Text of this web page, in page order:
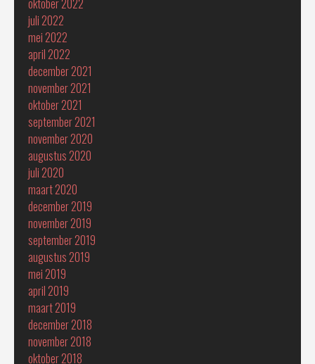
oktober 2022
juli 2022
mei 2022
april 2022
december 2021
november 2021
oktober 2021
september 2021
november 2020
augustus 2020
juli 2020
maart 2020
december 2019
november 2019
september 2019
augustus 2019
mei 2019
april 2019
maart 2019
december 2018
november 2018
oktober 2018